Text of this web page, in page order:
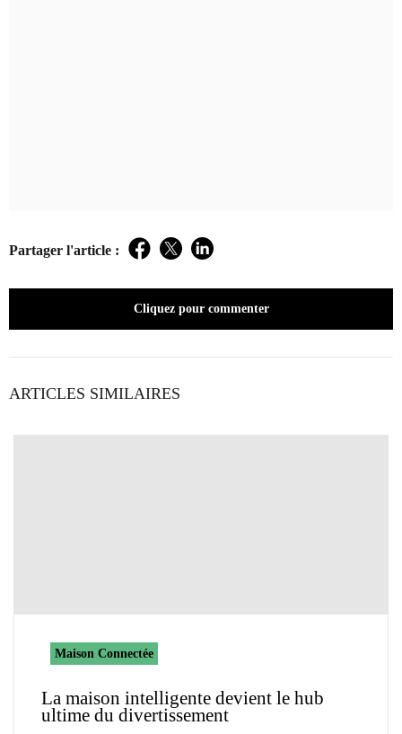
Partager l'article : Facebook
TwitterLinkedIn
Cliquez pour commenter
ARTICLES SIMILAIRES
Maison Connectée
La maison intelligente devient le hub
ultime du divertissement